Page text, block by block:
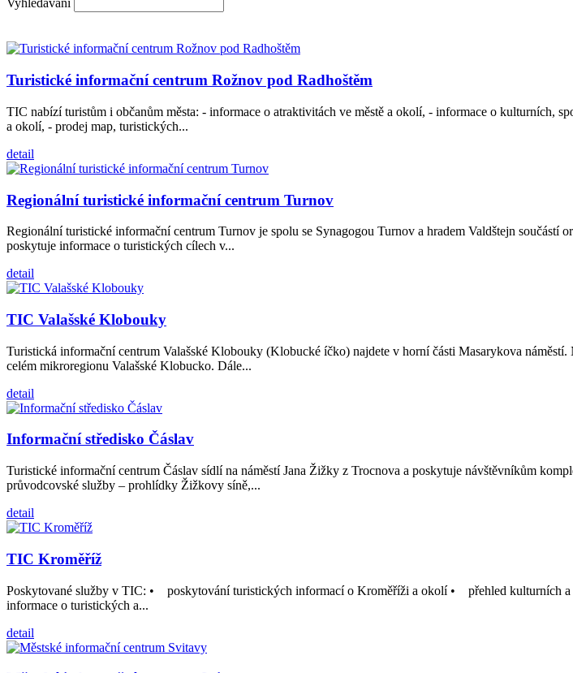
Vyhledávání
Turistické informační centrum Rožnov pod Radhoštěm
TIC nabízí turistům i občanům města: - informace o atraktivitách ve městě a okolí, - informace o kulturních,
a okolí, - prodej map, turistických...
detail
Regionální turistické informační centrum Turnov
Regionální turistické informační centrum Turnov je spolu se Synagogou Turnov a hradem Valdštejn
poskytuje informace o turistických cílech v...
detail
TIC Valašské Klobouky
Turistická informační centrum Valašské Klobouky (Klobucké íčko) najdete v horní části Masarykova
celém mikroregionu Valašské Klobucko. Dále...
detail
Informační středisko Čáslav
Turistické informační centrum Čáslav sídlí na náměstí Jana Žižky z Trocnova a poskytuje návštěvníkům
průvodcovské služby – prohlídky Žižkovy síně,...
detail
TIC Kroměříž
Poskytované služby v TIC: • poskytování turistických informací o Kroměříži a okolí • přehled kulturních
informace o turistických a...
detail